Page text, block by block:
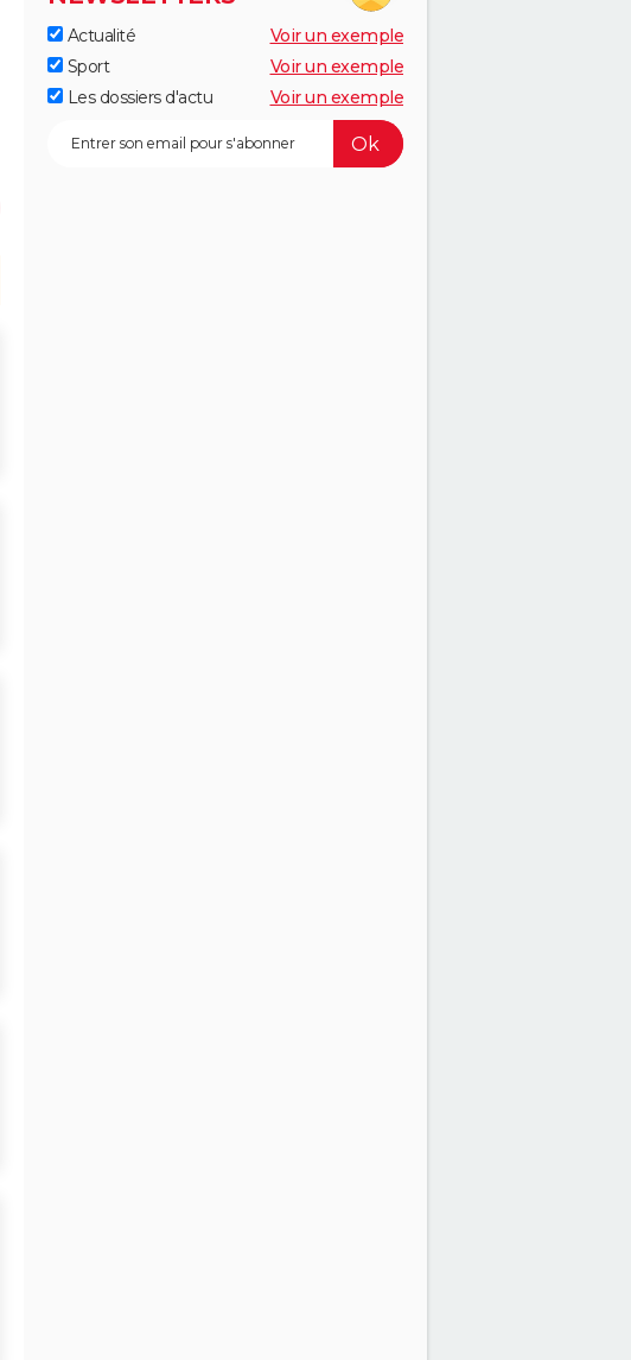
Actualité
Voir un exemple
Sport
Voir un exemple
Les dossiers d'actu
Voir un exemple